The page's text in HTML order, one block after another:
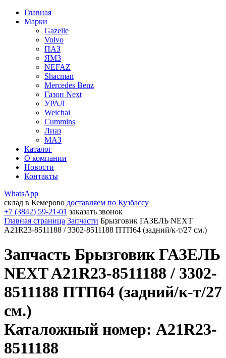
Главная
Марки
Gazelle
Volvo
ПАЗ
ЯМЗ
NEFAZ
Shacman
Mercedes Benz
Газон Next
УРАЛ
Weichai
Cummins
Лиаз
МАЗ
Каталог
О компании
Новости
Контакты
WhatsApp
склад в Кемерово доставляем по Кузбассу
+7 (3842) 59-21-01 заказать звонок
Главная страница Запчасти Брызговик ГАЗЕЛЬ NEXT
A21R23-8511188 / 3302-8511188 ПТП64 (задний/к-т/27 см.)
Запчасть Брызговик ГАЗЕЛЬ
NEXT A21R23-8511188 / 3302-
8511188 ПТП64 (задний/к-т/27
см.)
Каталожный номер: A21R23-
8511188